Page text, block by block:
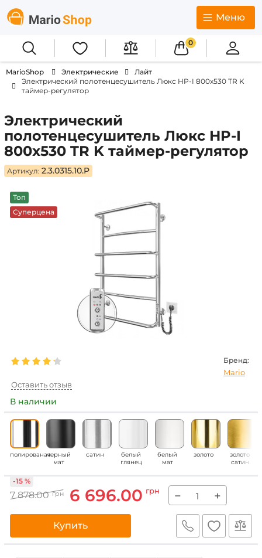
Меню
0
MarioShop Электрические
Лайт
Электрический полотенцесушитель Люкс HP-I 800x530 TR K
таймер-регулятор
Электрический
полотенцесушитель Люкс HP-I
800x530 TR K таймер-регулятор
Артикул: 2.3.0315.10.P
Топ
Суперцена
Бренд:
Mario
Оставить отзыв
В наличии
полированаячерный
мат
сатин
белый
глянец
белый
мат
золото
золото
сатин
7 878.00 грн 6 696.00 грн
-15 %
− +
Купить